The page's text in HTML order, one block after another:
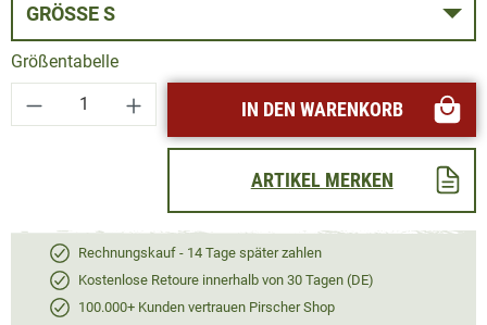
GRÖSSE S
Größentabelle
Produkt Anzahl: Gib den gewünschten
IN DEN WARENKORB
ARTIKEL MERKEN
Rechnungskauf - 14 Tage später zahlen
Kostenlose Retoure innerhalb von 30 Tagen (DE)
100.000+ Kunden vertrauen Pirscher Shop